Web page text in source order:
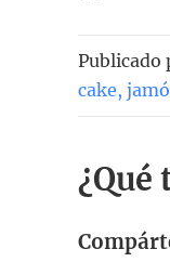
Publicado
cake,
¿Qué